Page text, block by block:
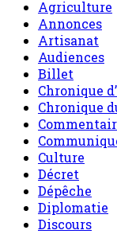
Agriculture
Annonces
Artisanat
Audiences
Billet
Chronique
Chronique
Culture
Décret
Dépêche
Diplomatie
Discours